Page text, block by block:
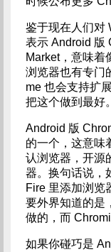
鉴于现在人们对
表示 Android 版
Market，意味着
浏览器也有专门
me 也会支持扩
把这个做到最好。
Android 版
的一个，这意味
认浏览器，开源
器。换句话说，
Fire 里添加浏览
要外界知道的是
做的，而
如果你碰巧是